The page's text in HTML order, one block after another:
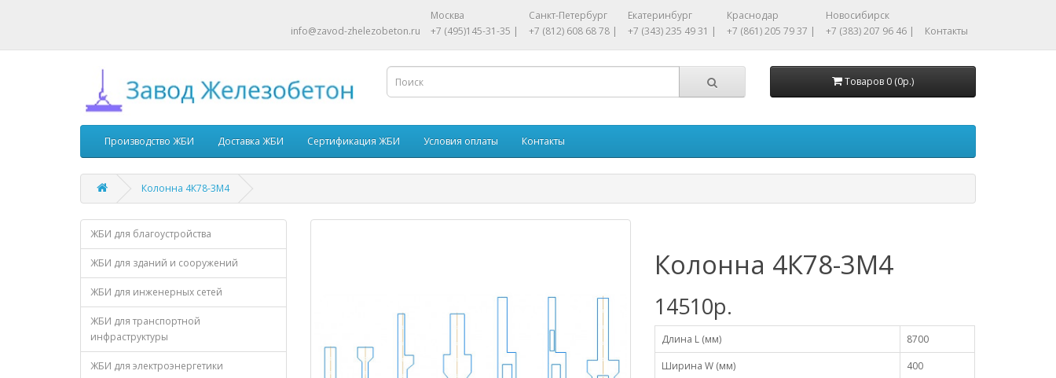
info@zavod-zhelezobeton.ru
Москва
+7 (495)145-31-35 |
Санкт-Петербург
+7 (812) 608 68 78 |
Екатеринбург
+7 (343) 235 49 31 |
Краснодар
+7 (861) 205 79 37 |
Новосибирск
+7 (383) 207 96 46 |
Контакты
Товаров 0 (0р.)
Производство ЖБИ Доставка ЖБИ Сертификация ЖБИ Условия оплаты Контакты
Колонна 4К78-3М4
ЖБИ для благоустройства
ЖБИ для зданий и сооружений
ЖБИ для инженерных сетей
ЖБИ для транспортной
инфраструктуры
ЖБИ для электроэнергетики
Колонна 4К78-3М4
14510р.
Длина L (мм)
8700
Ширина W (мм)
400